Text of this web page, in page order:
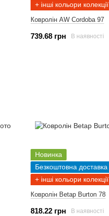
+ інші кольори колекції
Ковролін AW Cordoba 97
739.68 грн В наявності
Новинка
Безкоштовна доставка
+ інші кольори колекції
Ковролін Betap Burton 78
818.22 грн В наявності